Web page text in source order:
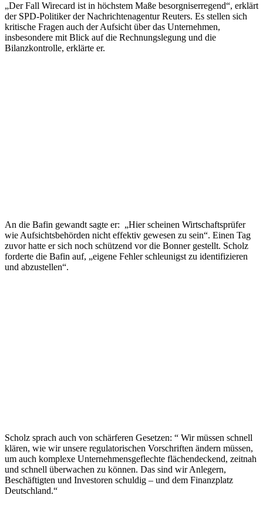
„Der Fall Wirecard ist in höchstem Maße besorgniserregend“, erklärt
der SPD-Politiker der Nachrichtenagentur Reuters. Es stellen sich
kritische Fragen auch der Aufsicht über das Unternehmen,
insbesondere mit Blick auf die Rechnungslegung und die
Bilanzkontrolle, erklärte er.
An die Bafin gewandt sagte er: „Hier scheinen Wirtschaftsprüfer
wie Aufsichtsbehörden nicht effektiv gewesen zu sein“. Einen Tag
zuvor hatte er sich noch schützend vor die Bonner gestellt. Scholz
forderte die Bafin auf, „eigene Fehler schleunigst zu identifizieren
und abzustellen“.
Scholz sprach auch von schärferen Gesetzen: “ Wir müssen schnell
klären, wie wir unsere regulatorischen Vorschriften ändern müssen,
um auch komplexe Unternehmensgeflechte flächendeckend, zeitnah
und schnell überwachen zu können. Das sind wir Anlegern,
Beschäftigten und Investoren schuldig – und dem Finanzplatz
Deutschland.“